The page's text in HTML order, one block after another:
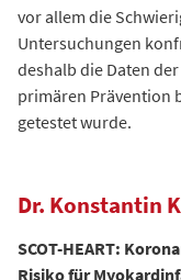
vor allem die
Untersuchungen
deshalb die Daten
primären Prävention
getestet wurde.
Dr. Konstantin
SCOT-HEART:
Risiko für